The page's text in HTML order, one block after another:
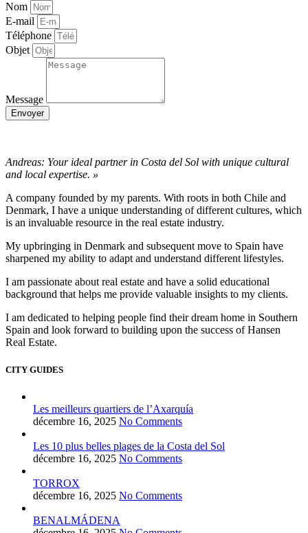
Nom
E-mail
Téléphone
Objet
Message
Envoyer
Andreas: Your ideal partner in Costa del Sol with unique cultural
and local expertise. »
A company founded by my parents. With roots in both Chile and
Denmark, I have a unique understanding of different cultures, which
is an invaluable resource in the real estate industry.
My upbringing in Denmark and subsequent move to Spain have
sharpened my ability to adapt and understand different lifestyles.
I am passionate about real estate and have a solid educational
background that helps me provide valuable insights to my clients.
I am dedicated to helping people find their dream home in Southern
Spain and look forward to building upon the success of Hansen
Real Estate.
CITY GUIDES
Les meilleurs quartiers de l’Axarquía
décembre 16, 2025 No Comments
Les 10 plus belles plages de la Costa del Sol
décembre 16, 2025 No Comments
TORROX
décembre 16, 2025 No Comments
BENALMÁDENA